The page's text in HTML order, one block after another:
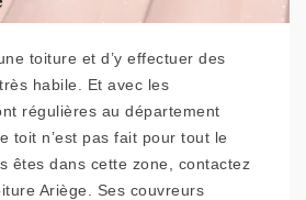
toiture et d’y effectuer des
habile. Et avec les
régulières au département
toit n’est pas fait pour tout le
êtes dans cette zone, contactez
Ariège. Ses couvreurs